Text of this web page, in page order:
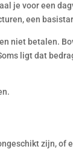
je voor een
een
niet betalen.
ligt dat
zijn, of